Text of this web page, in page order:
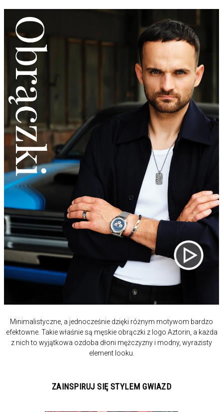
Minimalistyczne, a jednocześnie dzięki różnym motywom bardzo
efektowne. Takie właśnie są męskie obrączki z logo Aztorin, a każda
z nich to wyjątkowa ozdoba dłoni mężczyzny i modny, wyrazisty
element looku.
ZAINSPIRUJ SIĘ STYLEM GWIAZD